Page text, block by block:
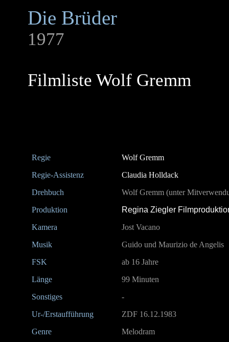
Die Brüder
1977
Filmliste Wolf Gremm
Regie
Wolf Gremm
Regie-Assistenz
Claudia Holldack
Drehbuch
Wolf Gremm (unter
Produktion
Regina Ziegler
Kamera
Jost Vacano
Musik
Guido und Maurizio de Angelis
FSK
ab 16 Jahre
Länge
99 Minuten
Sonstiges
-
Ur-/Erstaufführung
ZDF 16.12.1983
Genre
Melodram